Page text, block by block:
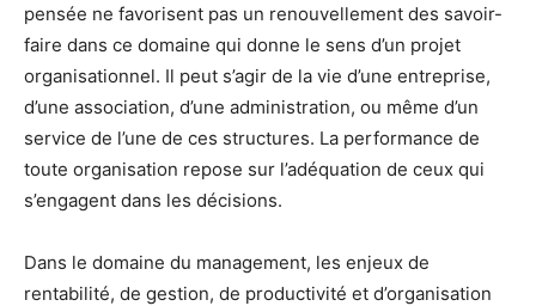
pensée ne favorisent pas un renouvellement des savoir-
faire dans ce domaine qui donne le sens d’un projet
organisationnel. Il peut s’agir de la vie d’une entreprise,
d’une association, d’une administration, ou même d’un
service de l’une de ces structures. La performance de
toute organisation repose sur l’adéquation de ceux qui
s’engagent dans les décisions.
Dans le domaine du management, les enjeux de
rentabilité, de gestion, de productivité et d’organisation